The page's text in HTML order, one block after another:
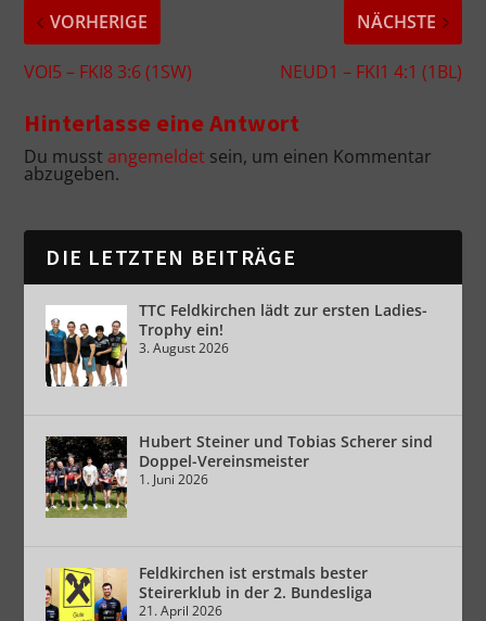
VORHERIGE
VOI5 – FKI8 3:6 (1SW)
NÄCHSTE
NEUD1 – FKI1 4:1 (1BL)
Hinterlasse eine Antwort
Du musst angemeldet sein, um einen Kommentar
abzugeben.
DIE LETZTEN BEITRÄGE
TTC Feldkirchen lädt zur ersten Ladies-
Trophy ein!
3. August 2026
Hubert Steiner und Tobias Scherer sind
Doppel-Vereinsmeister
1. Juni 2026
Feldkirchen ist erstmals bester
Steirerklub in der 2. Bundesliga
21. April 2026